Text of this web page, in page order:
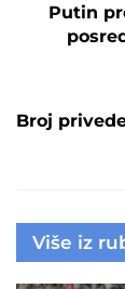
Putin
Broj
Više iz